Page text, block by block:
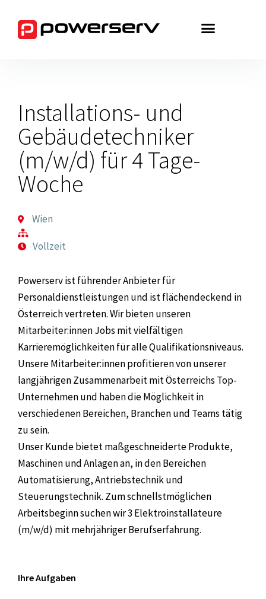
Inhalt
springen
Installations- und
Gebäudetechniker
(m/w/d) für 4 Tage-
Woche
Wien
Vollzeit
Powerserv ist führender Anbieter für
Personaldienstleistungen und ist flächendeckend in
Österreich vertreten. Wir bieten unseren
Mitarbeiter:innen Jobs mit vielfältigen
Karrieremöglichkeiten für alle Qualifikationsniveaus.
Unsere Mitarbeiter:innen profitieren von unserer
langjährigen Zusammenarbeit mit Österreichs Top-
Unternehmen und haben die Möglichkeit in
verschiedenen Bereichen, Branchen und Teams tätig
zu sein.
Unser Kunde bietet maßgeschneiderte Produkte,
Maschinen und Anlagen an, in den Bereichen
Automatisierung, Antriebstechnik und
Steuerungstechnik. Zum schnellstmöglichen
Arbeitsbeginn suchen wir 3 Elektroinstallateure
(m/w/d) mit mehrjähriger Berufserfahrung.
Ihre Aufgaben